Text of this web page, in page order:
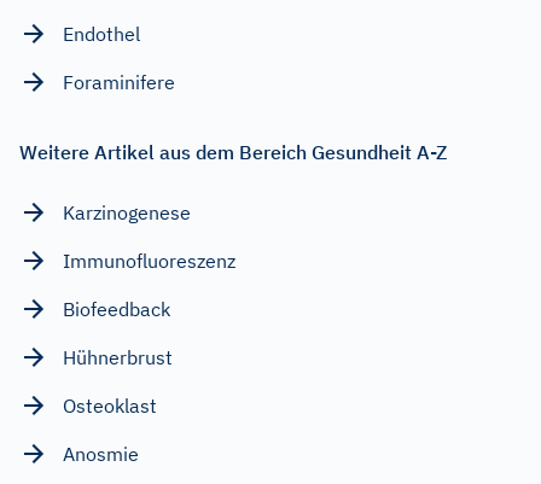
Endothel
Foraminifere
Weitere Artikel aus dem Bereich Gesundheit A-Z
Karzinogenese
Immunofluoreszenz
Biofeedback
Hühnerbrust
Osteoklast
Anosmie